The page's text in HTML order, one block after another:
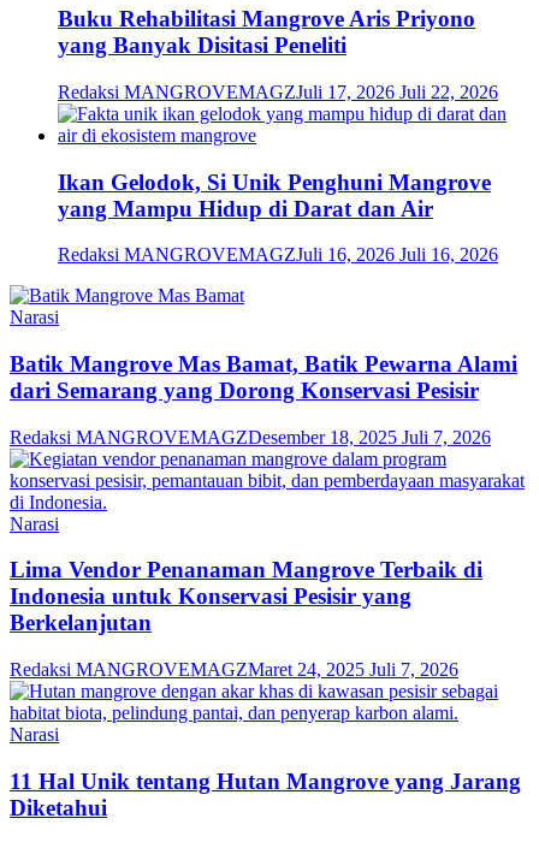
Buku Rehabilitasi Mangrove Aris Priyono
yang Banyak Disitasi Peneliti
Redaksi MANGROVEMAGZJuli 17, 2026 Juli 22, 2026
Ikan Gelodok, Si Unik Penghuni Mangrove
yang Mampu Hidup di Darat dan Air
Redaksi MANGROVEMAGZJuli 16, 2026 Juli 16, 2026
Narasi
Batik Mangrove Mas Bamat, Batik Pewarna Alami
dari Semarang yang Dorong Konservasi Pesisir
Redaksi MANGROVEMAGZDesember 18, 2025 Juli 7, 2026
Narasi
Lima Vendor Penanaman Mangrove Terbaik di
Indonesia untuk Konservasi Pesisir yang
Berkelanjutan
Redaksi MANGROVEMAGZMaret 24, 2025 Juli 7, 2026
Narasi
11 Hal Unik tentang Hutan Mangrove yang Jarang
Diketahui